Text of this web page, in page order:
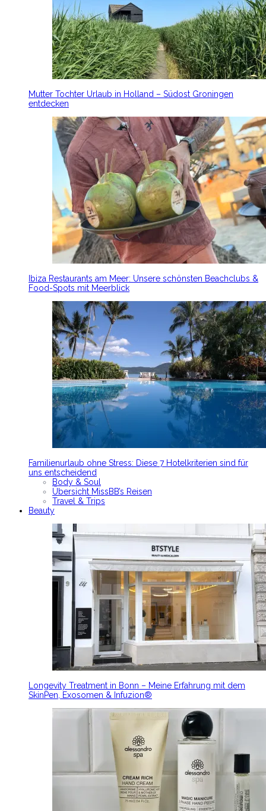
Mutter Tochter Urlaub in Holland – Südost Groningen
entdecken
Ibiza Restaurants am Meer: Unsere schönsten Beachclubs &
Food-Spots mit Meerblick
Familienurlaub ohne Stress: Diese 7 Hotelkriterien sind für
uns entscheidend
Body & Soul
Übersicht MissBB’s Reisen
Travel & Trips
Beauty
Longevity Treatment in Bonn – Meine Erfahrung mit dem
SkinPen, Exosomen & Infuzion®